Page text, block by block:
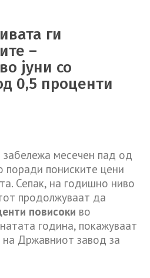
ги
–
јуни со
0,5 проценти
забележа месечен пад од
поради пониските цени
Сепак, на годишно ниво
продолжуваат да
повисоки во
година, покажуваат
Државниот завод за